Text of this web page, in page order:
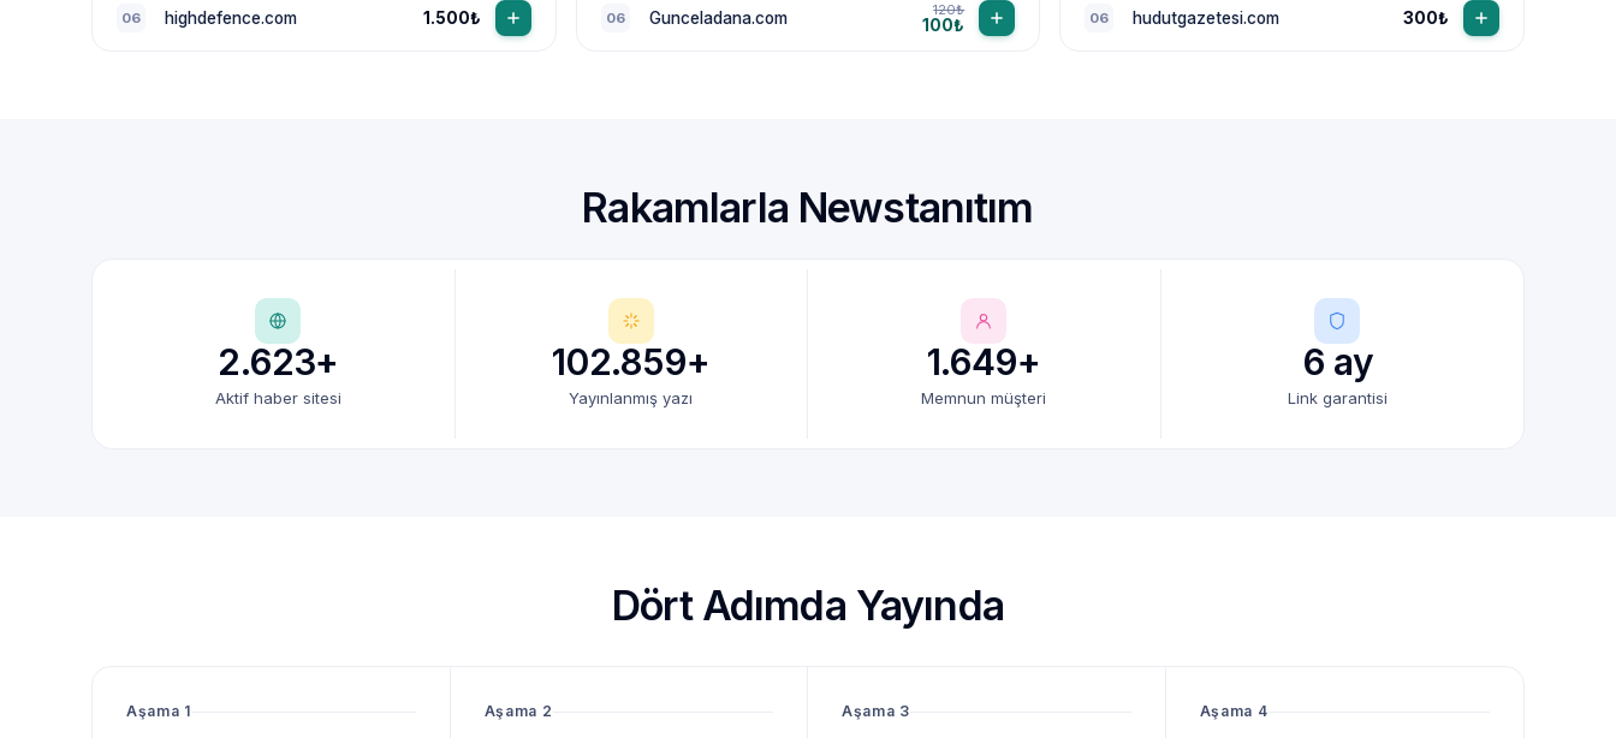
06 highdefence.com 1.500₺ 06 Gunceladana.com 120₺
100₺ 06 hudutgazetesi.com 300₺
Rakamlarla Newstanıtım
2.623+
Aktif haber sitesi
102.859+
Yayınlanmış yazı
1.649+
Memnun müşteri
6 ay
Link garantisi
Dört Adımda Yayında
Aşama 1 Aşama 2 Aşama 3 Aşama 4